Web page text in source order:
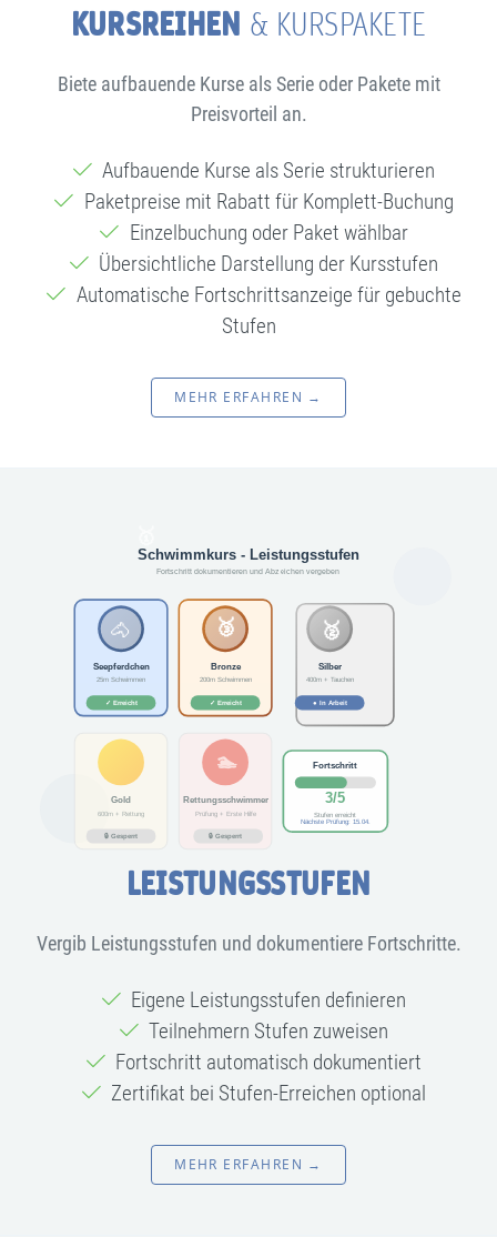
KURSREIHEN & KURSPAKETE
Biete aufbauende Kurse als Serie oder Pakete mit
Preisvorteil an.
Aufbauende Kurse als Serie strukturieren
Paketpreise mit Rabatt für Komplett-Buchung
Einzelbuchung oder Paket wählbar
Übersichtliche Darstellung der Kursstufen
Automatische Fortschrittsanzeige für gebuchte
Stufen
MEHR ERFAHREN →
LEISTUNGSSTUFEN
Vergib Leistungsstufen und dokumentiere Fortschritte.
Eigene Leistungsstufen definieren
Teilnehmern Stufen zuweisen
Fortschritt automatisch dokumentiert
Zertifikat bei Stufen-Erreichen optional
MEHR ERFAHREN →